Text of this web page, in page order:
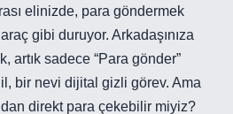
elinizde, para göndermek
gibi duruyor. Arkadaşınıza
artık sadece “Para gönder”
bir nevi dijital gizli görev. Ama
direkt para çekebilir miyiz?